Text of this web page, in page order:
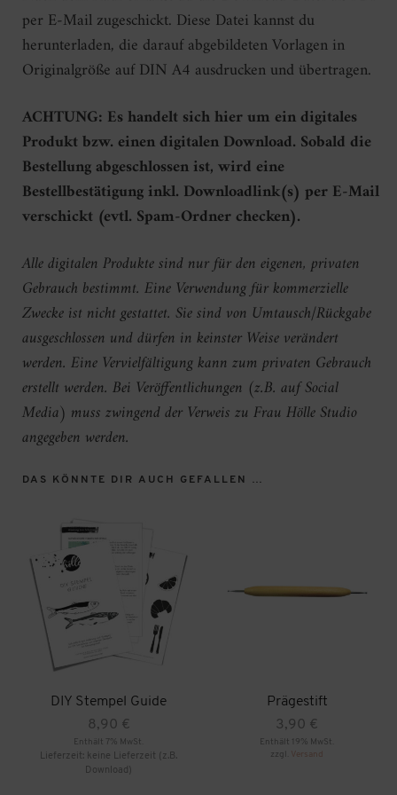
per E-Mail zugeschickt. Diese Datei kannst du
herunterladen, die darauf abgebildeten Vorlagen in
Originalgröße auf DIN A4 ausdrucken und übertragen.
ACHTUNG: Es handelt sich hier um ein digitales
Produkt bzw. einen digitalen Download. Sobald die
Bestellung abgeschlossen ist, wird eine
Bestellbestätigung inkl. Downloadlink(s) per E-Mail
verschickt (evtl. Spam-Ordner checken).
Alle digitalen Produkte sind nur für den eigenen, privaten
Gebrauch bestimmt. Eine Verwendung für kommerzielle
Zwecke ist nicht gestattet. Sie sind von Umtausch/Rückgabe
ausgeschlossen und dürfen in keinster Weise verändert
werden. Eine Vervielfältigung kann zum privaten Gebrauch
erstellt werden. Bei Veröffentlichungen (z.B. auf Social
Media) muss zwingend der Verweis zu Frau Hölle Studio
angegeben werden.
DAS KÖNNTE DIR AUCH GEFALLEN …
DIY Stempel Guide
8,90 €
Enthält 7% MwSt.
Lieferzeit: keine Lieferzeit (z.B.
Download)
Prägestift
3,90 €
Enthält 19% MwSt.
zzgl. Versand